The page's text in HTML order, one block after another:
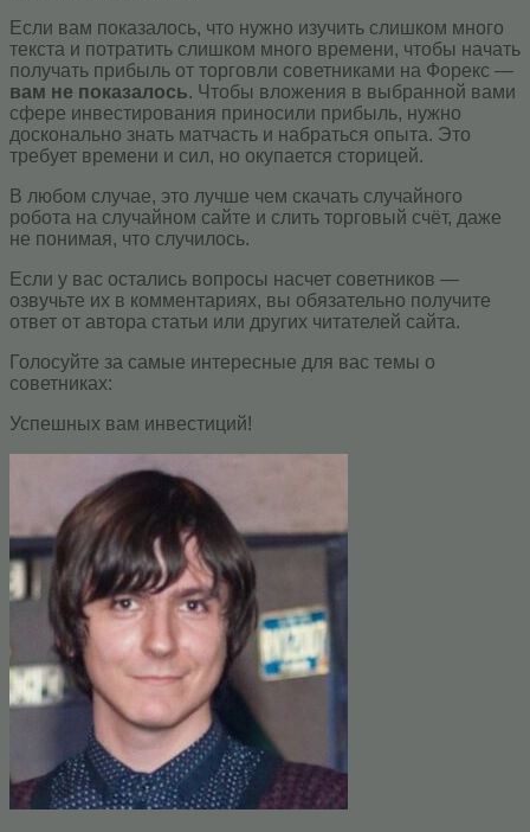
Если вам показалось, что нужно изучить слишком много
текста и потратить слишком много времени, чтобы начать
получать прибыль от торговли советниками на Форекс —
вам не показалось. Чтобы вложения в выбранной вами
сфере инвестирования приносили прибыль, нужно
досконально знать матчасть и набраться опыта. Это
требует времени и сил, но окупается сторицей.
В любом случае, это лучше чем скачать случайного
робота на случайном сайте и слить торговый счёт, даже
не понимая, что случилось.
Если у вас остались вопросы насчет советников —
озвучьте их в комментариях, вы обязательно получите
ответ от автора статьи или других читателей сайта.
Голосуйте за самые интересные для вас темы о
советниках:
Успешных вам инвестиций!